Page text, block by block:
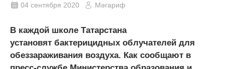
04 сентября 2020 Мәгариф
В каждой школе Татарстана
установят бактерицидных облучателей для
обеззараживания воздуха. Как сообщают в